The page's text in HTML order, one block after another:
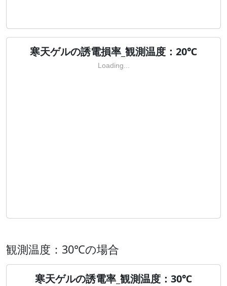
寒天ゲルの誘電損率_観測温度：20℃
Loading...
観測温度：30℃の場合
寒天ゲルの誘電率_観測温度：30℃